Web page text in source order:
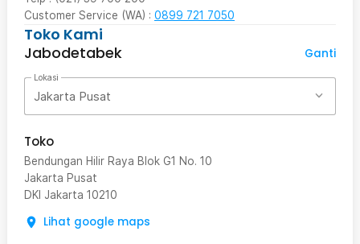
Customer Service (WA) : 0899 721 7050
Toko Kami
Jabodetabek
Ganti
Lokasi
Jakarta Pusat
Toko
Bendungan Hilir Raya Blok G1 No. 10
Jakarta Pusat
DKI Jakarta 10210
Lihat google maps